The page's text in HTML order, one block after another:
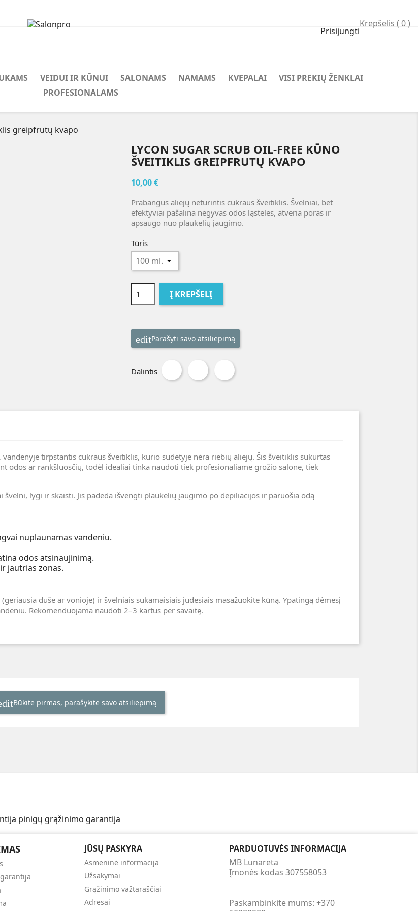
Prisijungti
Krepšelis ( 0 )
VEIDUI IR KŪNUI SALONAMS NAMAMS KVEPALAI
VISI PREKIŲ ŽENKLAI
PROFESIONALAMS
greipfrutų kvapo
LYCON SUGAR SCRUB OIL-FREE KŪNO
ŠVEITIKLIS GREIPFRUTŲ KVAPO
10,00 €
Prabangus aliejų neturintis cukraus šveitiklis. Švelniai, bet
efektyviai pašalina negyvas odos ląsteles, atveria poras ir
apsaugo nuo plaukelių įaugimo.
Tūris
Į KREPŠELĮ
Parašyti savo atsiliepimą
Dalintis
vandenyje tirpstantis cukraus šveitiklis, kurio sudėtyje nėra riebių aliejų. Šis šveitiklis sukurtas
odos ar rankšluosčių, todėl idealiai tinka naudoti tiek profesionaliame grožio salone, tiek
lygi ir skaisti. Jis padeda išvengti plaukelių įaugimo po depiliacijos ir paruošia odą
nuplaunamas vandeniu.
odos atsinaujinimą.
jautrias zonas.
duše ar vonioje) ir švelniais sukamaisiais judesiais masažuokite kūną. Ypatingą dėmesį
Rekomenduojama naudoti 2–3 kartus per savaitę.
Būkite pirmas, parašykite savo atsiliepimą
pinigų grąžinimo garantija
JŪSŲ PASKYRA
Asmeninė informacija
Užsakymai
Grąžinimo važtaraščiai
Adresai
PARDUOTUVĖS INFORMACIJA
MB Lunareta
Įmonės kodas 307558053
Paskambinkite mums: +370